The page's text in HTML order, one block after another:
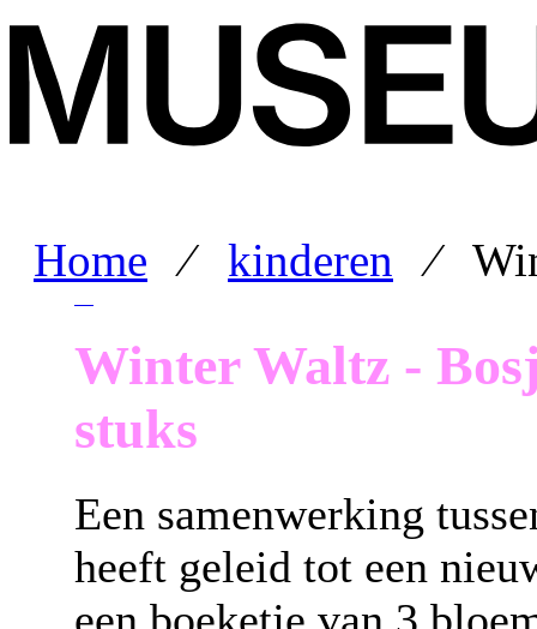
Home ⁄ kinderen ⁄
Winter Waltz -
stuks
Een samenwerking
heeft geleid tot een
een boeketje van 3